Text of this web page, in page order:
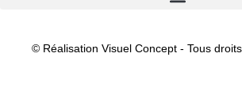
© Réalisation Visuel Concept - Tous